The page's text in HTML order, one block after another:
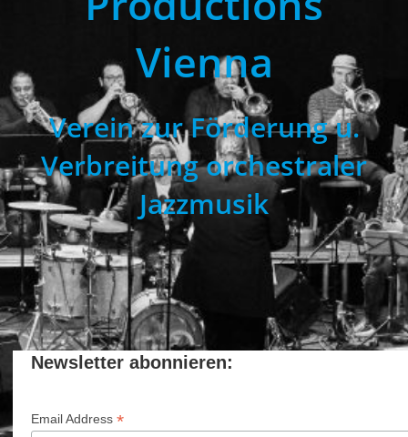
Vienna
Verein zur Förderung u.
Verbreitung orchestraler
Jazzmusik
Newsletter abonnieren:
Email Address *